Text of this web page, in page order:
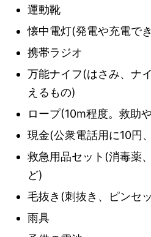
運動靴
懐中電灯(発電や充電で
携帯ラジオ
万能ナイフ(はさみ、ナ
えるもの)
ロープ(10m程度。救助
現金(公衆電話用に10円
救急用品セット(消毒薬
ど)
毛抜き(刺抜き、ピンセ
雨具